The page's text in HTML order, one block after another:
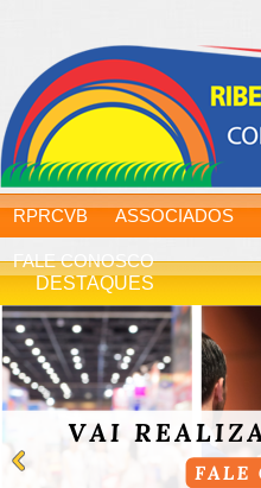
RPRCVB ASSOCIADOS
FALE CONOSCO
DESTAQUES